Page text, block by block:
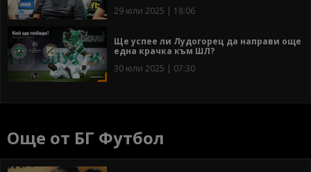
29 юли 2025 | 18:06
Ще успее ли Лудогорец да направи още
една крачка към ШЛ?
30 юли 2025 | 07:30
Още от БГ Футбол